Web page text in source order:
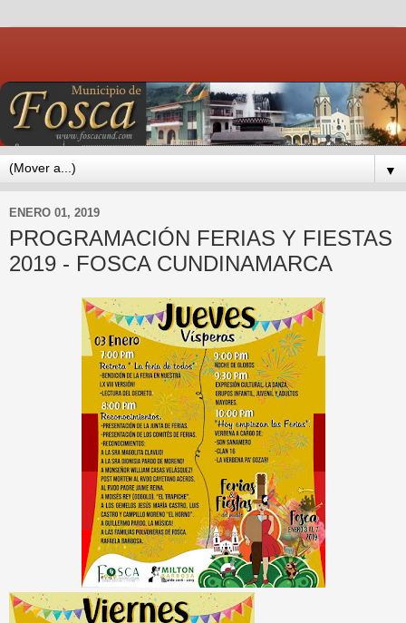
▼
ENERO 01, 2019
PROGRAMACIÓN FERIAS Y FIESTAS
2019 - FOSCA CUNDINAMARCA